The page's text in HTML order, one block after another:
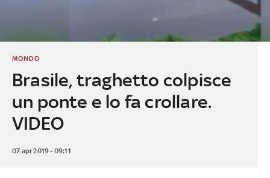
Brasile, traghetto colpisce
un ponte e lo fa crollare.
VIDEO
MONDO
07 apr 2019 - 09:11